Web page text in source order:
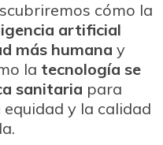
cómo la
artificial
más humana y
la tecnología se
sanitaria para
y la calidad